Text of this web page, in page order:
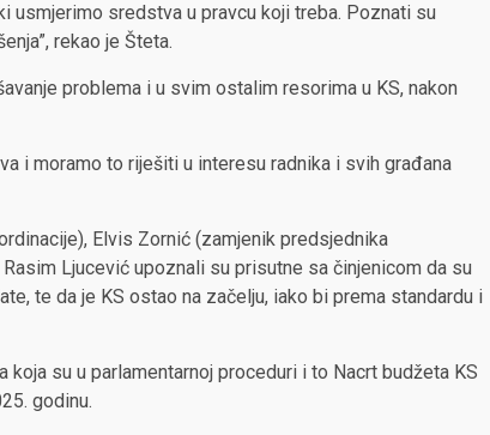
usmjerimo sredstva u pravcu koji treba. Poznati su
rekao je Šteta.
problema i u svim ostalim resorima u KS, nakon
i moramo to riješiti u interesu radnika i svih građana
Elvis Zornić (zamjenik predsjednika
Ljucević upoznali su prisutne sa činjenicom da su
te da je KS ostao na začelju, iako bi prema standardu i
su u parlamentarnoj proceduri i to Nacrt budžeta KS
godinu.